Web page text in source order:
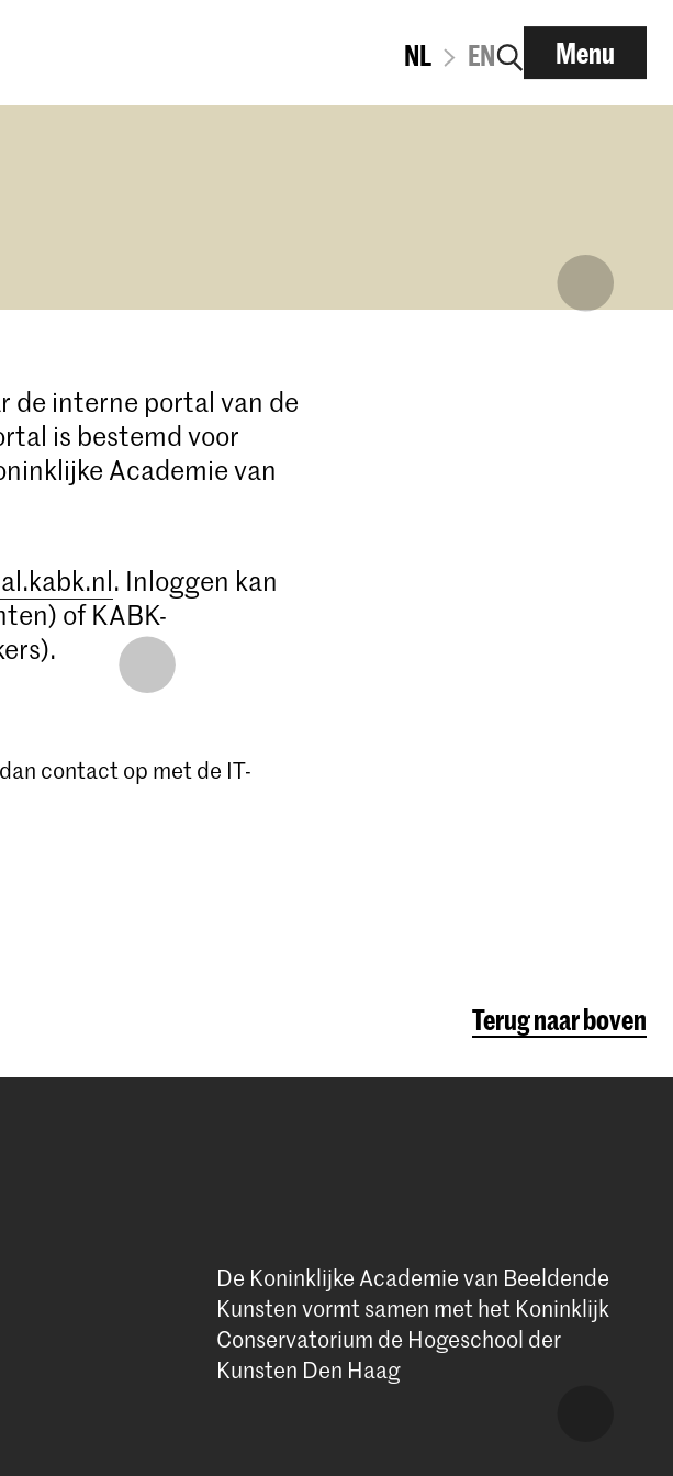
NL EN Menu
de interne portal van de
is bestemd voor
Academie van
. Inloggen kan
of KABK-
contact op met de IT-
Terug naar boven
De Koninklijke Academie van Beeldende
Kunsten vormt samen met het Koninklijk
Conservatorium de Hogeschool der
Kunsten Den Haag